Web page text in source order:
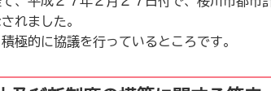
れました。
極的に協議を行っているところです。